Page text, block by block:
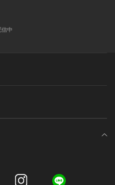
信中